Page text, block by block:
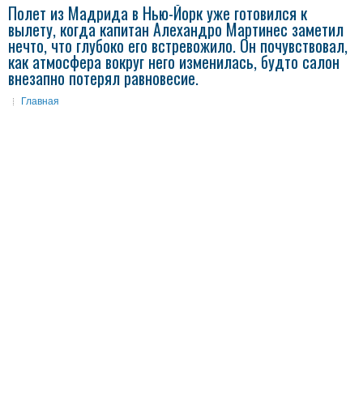
Полет из Мадрида в Нью-Йорк уже готовился к
вылету, когда капитан Алехандро Мартинес заметил
нечто, что глубоко его встревожило. Он почувствовал,
как атмосфера вокруг него изменилась, будто салон
внезапно потерял равновесие.
Главная